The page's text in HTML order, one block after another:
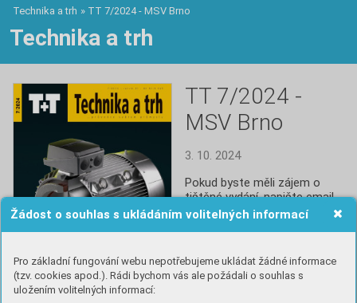
Žádost o souhlas s ukládáním volitelných informací
Pro základní fungování webu nepotřebujeme ukládat žádné informace
(tzv. cookies apod.). Rádi bychom vás ale požádali o souhlas s
uložením volitelných informací:
TT 7/2024 -
MSV Brno
3. 10. 2024
Pokud byste měli zájem o
tištěné vydání, napište email
na mediamax@ccb.cz.
Technika a trh » TT 7/2024 - MSV Brno
Technika a trh